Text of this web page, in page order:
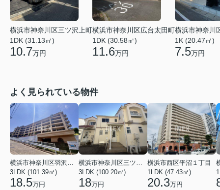
横浜市神奈川区三ツ沢上町
1DK (31.13㎡)
10.7万円
横浜市神奈川区広台太田町
1DK (30.58㎡)
11.6万円
横浜市神奈川
1K (20.47㎡)
7.5万円
よく見られている物件
横浜市神奈川区羽沢南１丁目
3LDK (101.39㎡)
18.5万円
横浜市神奈川区三ツ沢上町
3LDK (100.20㎡)
18万円
横浜市西区平沼１丁目
1LDK (47.43㎡)
20.3万円